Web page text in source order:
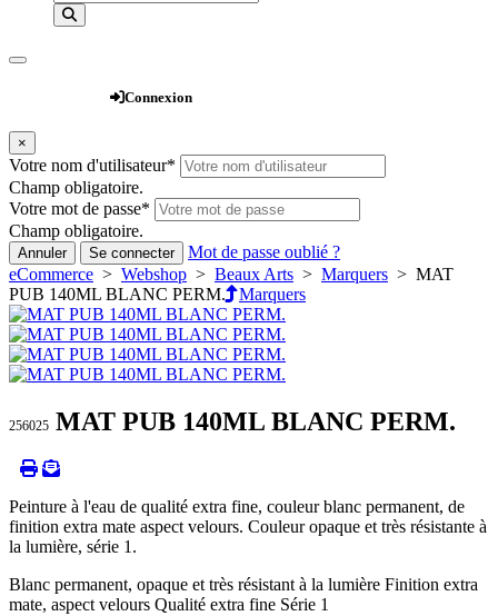
Connexion
×
Votre nom d'utilisateur*
Champ obligatoire.
Votre mot de passe*
Champ obligatoire.
Annuler Se connecter
Mot de passe oublié ?
eCommerce > Webshop > Beaux Arts > Marquers > MAT
PUB 140ML BLANC PERM.
Marquers
256025 MAT PUB 140ML BLANC PERM.
Peinture à l'eau de qualité extra fine, couleur blanc permanent, de
finition extra mate aspect velours. Couleur opaque et très résistante à
la lumière, série 1.
Blanc permanent, opaque et très résistant à la lumière Finition extra
mate, aspect velours Qualité extra fine Série 1